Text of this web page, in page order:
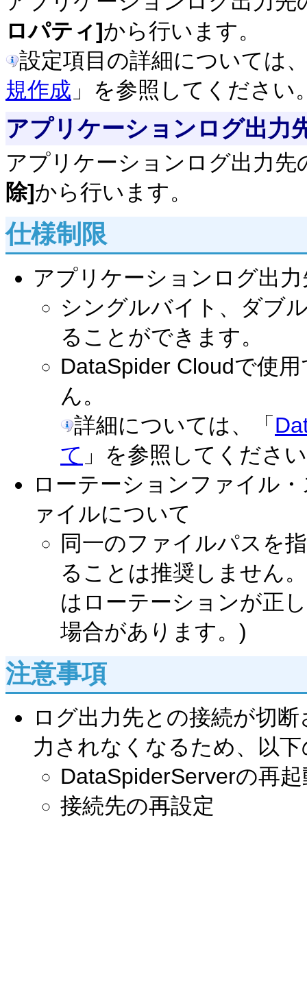
ロパティ]から行います。
設定項目の詳細については
規作成 」を参照してください
アプリケーションログ出力
アプリケーションログ出力
除]から行います。
仕様制限
アプリケーションログ出
シングルバイト、ダブ
ることができます。
DataSpider Cloudで使
ん。
詳細については、「
て 」を参照してくださ
ローテーションファイル
ァイルについて
同一のファイルパスを
ることは推奨しません
はローテーションが正
場合があります。)
注意事項
ログ出力先との接続が切
力されなくなるため、以
DataSpiderServerの再起
接続先の再設定